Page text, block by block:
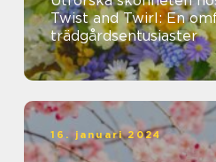
Twist and Twirl: En
trädgårdsentusiaster
16. januari 2024